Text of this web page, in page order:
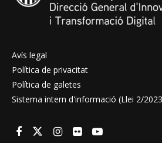
Avís legal
Política de privacitat
Política de galetes
Sistema intern d'informació (Llei 2/